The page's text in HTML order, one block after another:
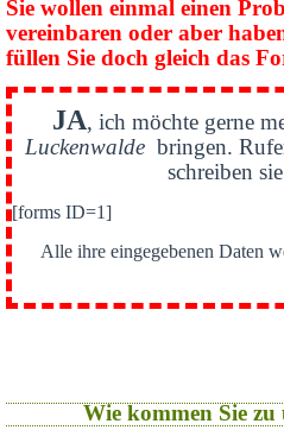
Sie wollen einmal einen
vereinbaren oder aber
füllen Sie doch gleich das
JA, ich möchte gerne
Luckenwaldebringen.
schreiben
[forms ID=1]
Alle ihre eingegebenen Daten
Wie kommen Sie